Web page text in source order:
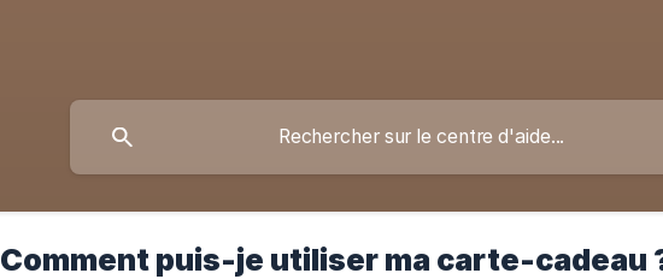
Comment puis-je utiliser ma carte-cadeau